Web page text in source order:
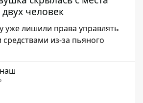
человек
уже лишили права управлять
из-за пьяного